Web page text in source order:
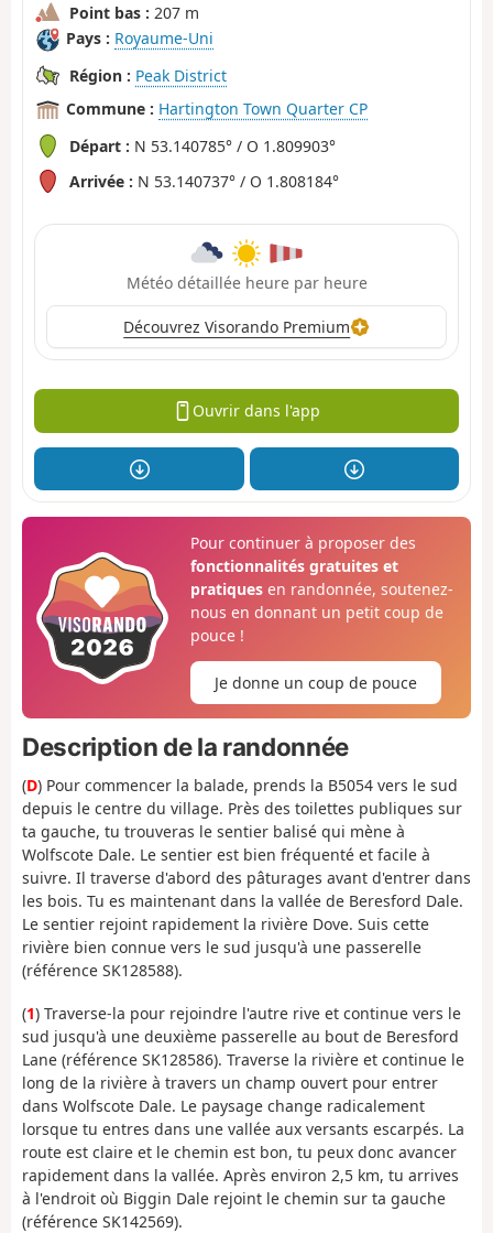
Point bas : 207 m
Pays : Royaume-Uni
Région : Peak District
Commune : Hartington Town Quarter CP
Départ : N 53.140785° / O 1.809903°
Arrivée : N 53.140737° / O 1.808184°
Météo détaillée heure par heure
Découvrez Visorando Premium
Ouvrir dans l'app
Pour continuer à proposer des
fonctionnalités gratuites et
pratiquesen randonnée, soutenez-
nous en donnant un petit coup de
pouce !
Je donne un coup de pouce
Description de la randonnée
(D) Pour commencer la balade, prends la B5054 vers le sud
depuis le centre du village. Près des toilettes publiques sur
ta gauche, tu trouveras le sentier balisé qui mène à
Wolfscote Dale. Le sentier est bien fréquenté et facile à
suivre. Il traverse d'abord des pâturages avant d'entrer dans
les bois. Tu es maintenant dans la vallée de Beresford Dale.
Le sentier rejoint rapidement la rivière Dove. Suis cette
rivière bien connue vers le sud jusqu'à une passerelle
(référence SK128588).
(1) Traverse-la pour rejoindre l'autre rive et continue vers le
sud jusqu'à une deuxième passerelle au bout de Beresford
Lane (référence SK128586). Traverse la rivière et continue le
long de la rivière à travers un champ ouvert pour entrer
dans Wolfscote Dale. Le paysage change radicalement
lorsque tu entres dans une vallée aux versants escarpés. La
route est claire et le chemin est bon, tu peux donc avancer
rapidement dans la vallée. Après environ 2,5 km, tu arrives
à l'endroit où Biggin Dale rejoint le chemin sur ta gauche
(référence SK142569).